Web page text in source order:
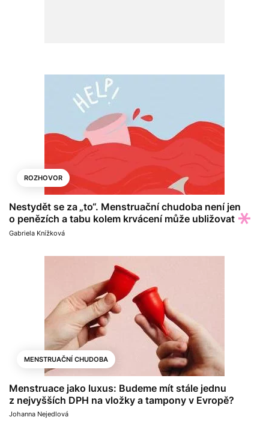
ROZHOVOR
Nestydět se za „to“. Menstruační chudoba není jen
o penězích a tabu kolem krvácení může ubližovat
Gabriela Knížková
MENSTRUAČNÍ CHUDOBA
Menstruace jako luxus: Budeme mít stále jednu
z nejvyšších DPH na vložky a tampony v Evropě?
Johanna Nejedlová